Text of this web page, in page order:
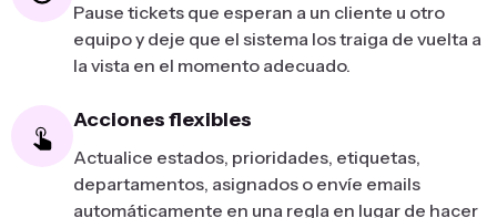
Pause tickets que esperan a un cliente u otro
equipo y deje que el sistema los traiga de vuelta a
la vista en el momento adecuado.
Acciones flexibles
Actualice estados, prioridades, etiquetas,
departamentos, asignados o envíe emails
automáticamente en una regla en lugar de hacer